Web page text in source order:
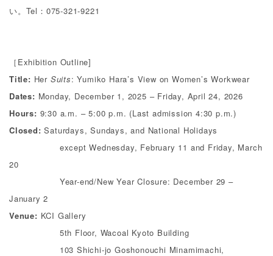
い。Tel： 075-321-9221
［Exhibition Outline]
Title: Her Suits: Yumiko Hara’s View on Women’s Workwear
Dates: Monday, December 1, 2025 – Friday, April 24, 2026
Hours: 9:30 a.m. – 5:00 p.m. (Last admission 4:30 p.m.)
Closed: Saturdays, Sundays, and National Holidays
except Wednesday, February 11 and Friday, March
20
Year-end/New Year Closure: December 29 –
January 2
Venue: KCI Gallery
5th Floor, Wacoal Kyoto Building
103 Shichi-jo Goshonouchi Minamimachi,